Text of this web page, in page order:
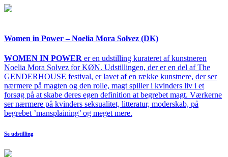
Women in Power – Noelia Mora Solvez (DK)
WOMEN IN POWER er en udstilling kurateret af kunstneren
Noelia Mora Solvez for KØN. Udstillingen, der er en del af The
GENDERHOUSE festival, er lavet af en række kunstnere, der ser
nærmere på magten og den rolle, magt spiller i kvinders liv i et
forsøg på at skabe deres egen definition at begrebet magt. Værkerne
ser nærmere på kvinders seksualitet, litteratur, moderskab, på
begrebet ’mansplaining’ og meget mere.
Se udstilling